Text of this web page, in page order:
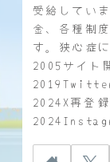
受給してい
金、各種制
す。狭心症
2005サイト
2024X再登録